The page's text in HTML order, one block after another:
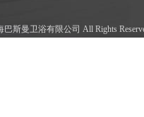
巴斯曼卫浴有限公司 All Rights